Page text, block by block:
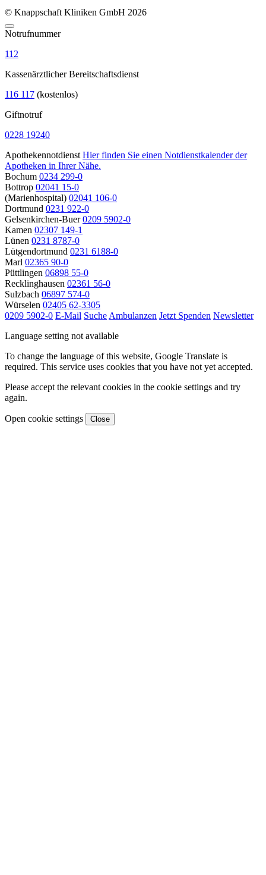
© Knappschaft Kliniken GmbH 2026
Notrufnummer
112
Kassenärztlicher Bereitschaftsdienst
116 117 (kostenlos)
Giftnotruf
0228 19240
Apothekennotdienst Hier finden Sie einen Notdienstkalender der
Apotheken in Ihrer Nähe.
Bochum 0234 299-0
Bottrop 02041 15-0
(Marienhospital) 02041 106-0
Dortmund 0231 922-0
Gelsenkirchen-Buer 0209 5902-0
Kamen 02307 149-1
Lünen 0231 8787-0
Lütgendortmund 0231 6188-0
Marl 02365 90-0
Püttlingen 06898 55-0
Recklinghausen 02361 56-0
Sulzbach 06897 574-0
Würselen 02405 62-3305
0209 5902-0 E-Mail Suche Ambulanzen Jetzt Spenden Newsletter
Language setting not available
To change the language of this website, Google Translate is
required. This service uses cookies that you have not yet accepted.
Please accept the relevant cookies in the cookie settings and try
again.
Open cookie settings Close